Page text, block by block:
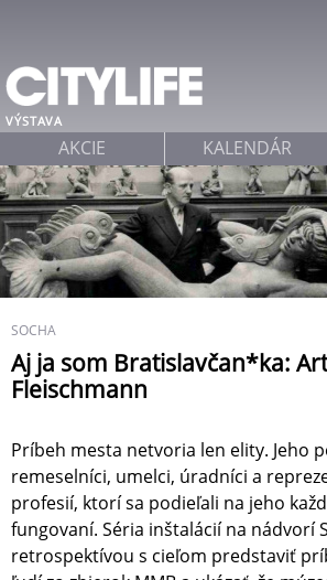
VÝSTAVA
SOCHA
Aj ja som Bratislavčan*ka:
Fleischmann
Príbeh mesta netvoria len elity. Jeho
remeselníci, umelci, úradníci a
profesií, ktorí sa podieľali na jeho
fungovaní. Séria inštalácií na nádvorí
retrospektívou s cieľom predstaviť
AKCIE KALENDÁR